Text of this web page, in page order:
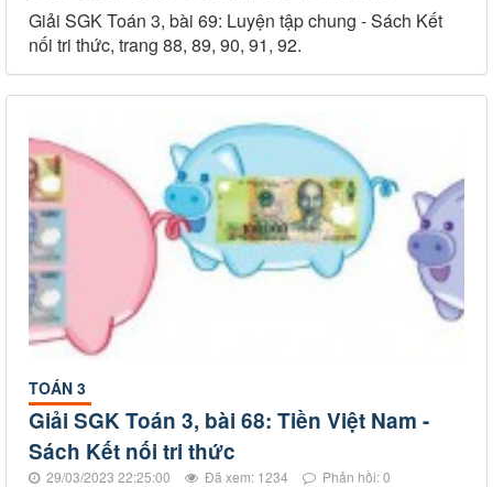
Giải SGK Toán 3, bài 69: Luyện tập chung - Sách Kết
nối tri thức, trang 88, 89, 90, 91, 92.
TOÁN 3
Giải SGK Toán 3, bài 68: Tiền Việt Nam -
Sách Kết nối tri thức
29/03/2023 22:25:00 Đã xem: 1234 Phản hồi: 0